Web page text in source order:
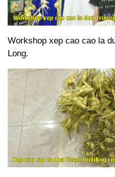
Workshop xep cao cao la
Long.